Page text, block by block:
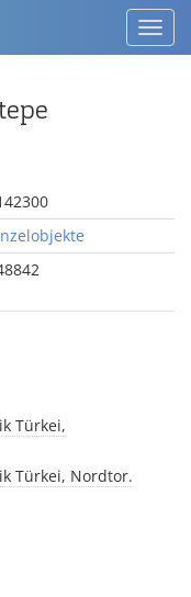
Türkei,
Türkei, Nordtor.